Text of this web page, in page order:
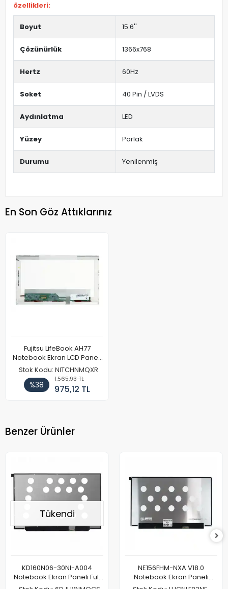
özellikleri:
Boyut 15.6''
Çözünürlük 1366x768
Hertz 60Hz
Soket 40 Pin / LVDS
Aydınlatma LED
Yüzey Parlak
Durumu Yenilenmiş
En Son Göz Attıklarınız
Fujitsu LifeBook AH77
Notebook Ekran LCD Paneli
(Ref)
Stok Kodu: NITCHNMQXR
%38
1.565,93 TL
975,12 TL
Benzer Ürünler
Tükendi
KD160N06-30NI-A004
Notebook Ekran Paneli Full
HD
NE156FHM-NXA V18.0
Notebook Ekran Paneli
144Hz